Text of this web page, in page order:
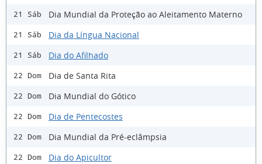
21 Sáb Dia Mundial da Proteção ao Aleitamento Materno
21 Sáb Dia da Língua Nacional
21 Sáb Dia do Afilhado
22 Dom Dia de Santa Rita
22 Dom Dia Mundial do Gótico
22 Dom Dia de Pentecostes
22 Dom Dia Mundial da Pré-eclâmpsia
22 Dom Dia do Apicultor